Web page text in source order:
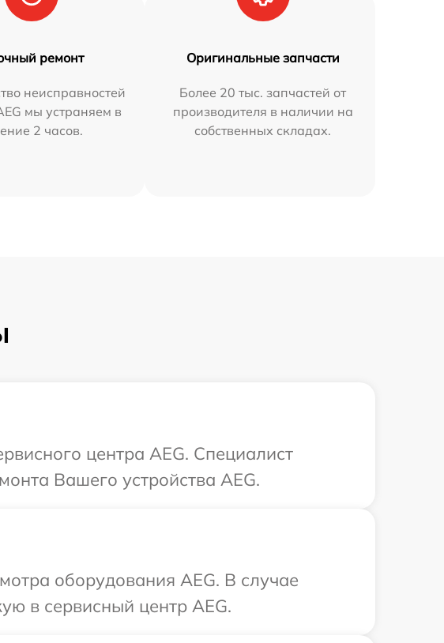
ремонт
неисправностей
мы устраняем в
2 часов.
Оригинальные запчасти
Более 20 тыс. запчастей от
производителя в наличии на
собственных складах.
центра AEG. Специалист
Вашего устройства AEG.
оборудования AEG. В случае
в сервисный центр AEG.